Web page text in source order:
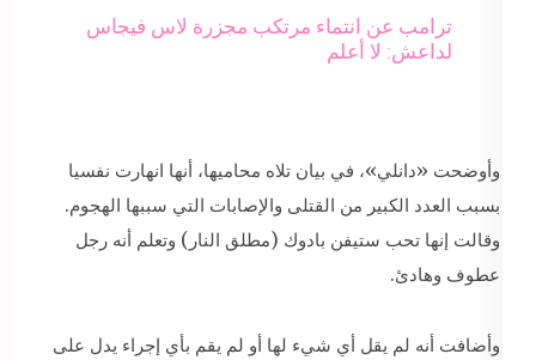
ترامب عن انتماء مرتكب مجزرة لاس فيجاس
لداعش: لا أعلم
وأوضحت «دانلي»، في بيان تلاه محاميها، أنها انهارت نفسيا
بسبب العدد الكبير من القتلى والإصابات التي سببها الهجوم.
وقالت إنها تحب ستيفن بادوك (مطلق النار) وتعلم أنه رجل
عطوف وهادئ.
وأضافت أنه لم يقل أي شيء لها أو لم يقم بأي إجراء يدل على